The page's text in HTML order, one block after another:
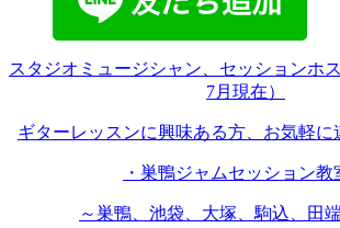
スタジオミュージシャン、セッションホ
7月現在）
ギターレッスンに興味ある方、お気軽に
・巣鴨ジャムセッション
～巣鴨、池袋、大塚、駒込、田端